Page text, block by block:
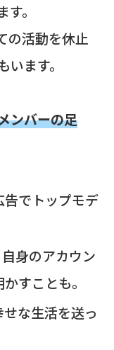
。
の活動を休止
ます。
ンバーの足
告でトップモデ
自身のアカウン
すことも。
な生活を送っ